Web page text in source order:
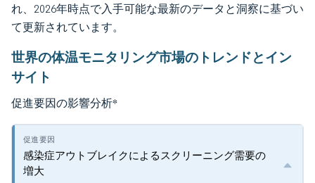
れ、2026年時点で入手可能な最新のデータと洞察に基づい
て更新されています。
世界の体温モニタリング市場のトレンドとイン
サイト
促進要因の影響分析*
感染症アウトブレイクによるスクリーニング需要の
増大